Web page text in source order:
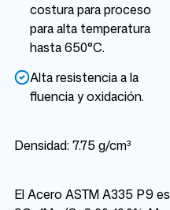
costura para proceso
para alta temperatura
hasta 650°C.
Alta resistencia a la
fluencia y oxidación.
Densidad: 7.75 g/cm³
El Acero ASTM A335 P9